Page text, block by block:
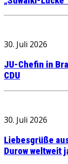
30. Juli 2026
JU-Chefin in
CDU
30. Juli 2026
Liebesgrüße
Durow weltweit